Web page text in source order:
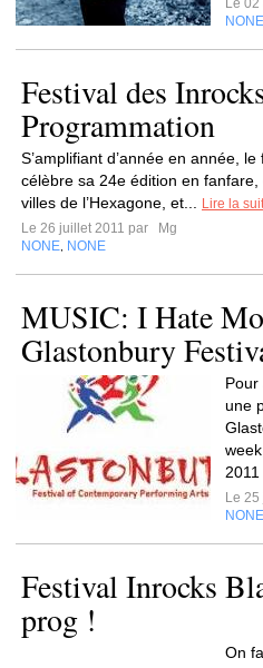
Le
NONE
Festival des
Programmation
S’amplifiant d’année en année,
célèbre sa 24e édition en
villes de l’Hexagone, et...
Lire la
Le 26 juillet 2011 par
Mg
NONE NONE
MUSIC: I Hate
Glastonbury
Pour
une
Le
NONE
Festival Inrocks
prog !
On